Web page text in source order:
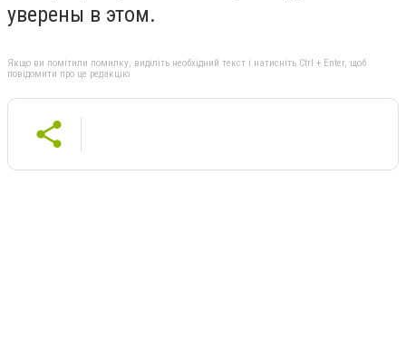
уверены в этом.
Якщо ви помітили помилку, виділіть необхідний текст і натисніть Ctrl + Enter, щоб
повідомити про це редакцію